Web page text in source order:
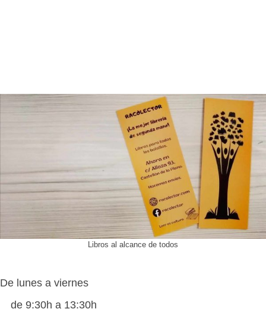
Libros al alcance de todos
De lunes a viernes
de 9:30h a 13:30h